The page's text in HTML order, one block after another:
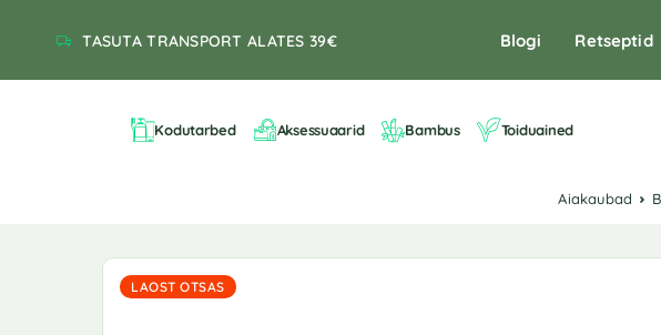
TASUTA TRANSPORT ALATES 39€ Blogi Retseptid
Kodutarbed Aksessuaarid Bambus Toiduained
Aiakaubad
LAOST OTSAS